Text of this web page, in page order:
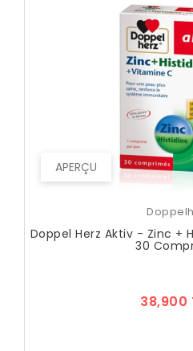
APERÇU
Doppel Herz Aktiv - Zinc +
30
38,900